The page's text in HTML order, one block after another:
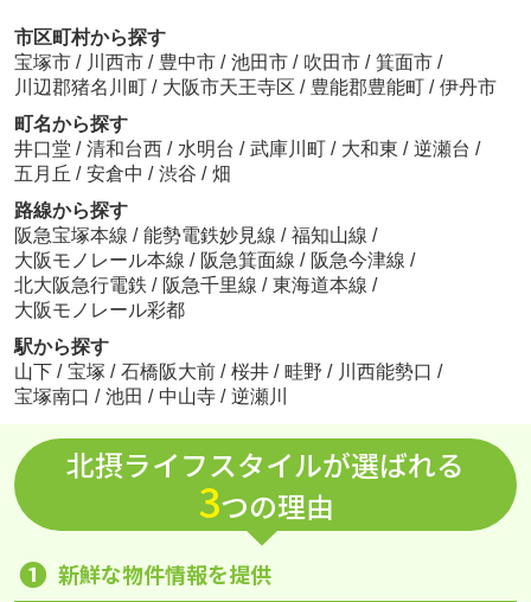
市区町村から探す
宝塚市 / 川西市 / 豊中市 / 池田市 / 吹田市 / 箕面市 /
川辺郡猪名川町 / 大阪市天王寺区 / 豊能郡豊能町 / 伊丹市
町名から探す
井口堂 / 清和台西 / 水明台 / 武庫川町 / 大和東 / 逆瀬台 /
五月丘 / 安倉中 / 渋谷 / 畑
路線から探す
阪急宝塚本線 / 能勢電鉄妙見線 / 福知山線 /
大阪モノレール本線 / 阪急箕面線 / 阪急今津線 /
北大阪急行電鉄 / 阪急千里線 / 東海道本線 /
大阪モノレール彩都
駅から探す
山下 / 宝塚 / 石橋阪大前 / 桜井 / 畦野 / 川西能勢口 /
宝塚南口 / 池田 / 中山寺 / 逆瀬川
北摂ライフスタイルが選ばれる
3つの理由
❶ 新鮮な物件情報を提供